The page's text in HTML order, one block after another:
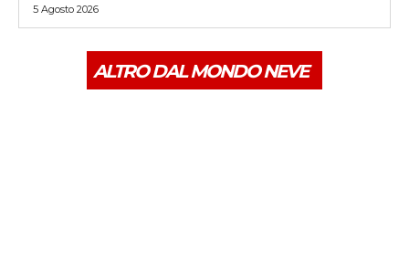
5 Agosto 2026
ALTRO DAL MONDO NEVE